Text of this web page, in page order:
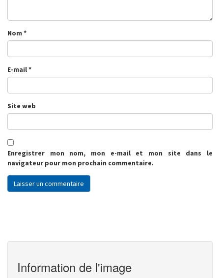
Nom *
E-mail*
Site web
Enregistrer mon nom, mon e-mail et mon site dans le
navigateur pour mon prochain commentaire.
Information de l'image